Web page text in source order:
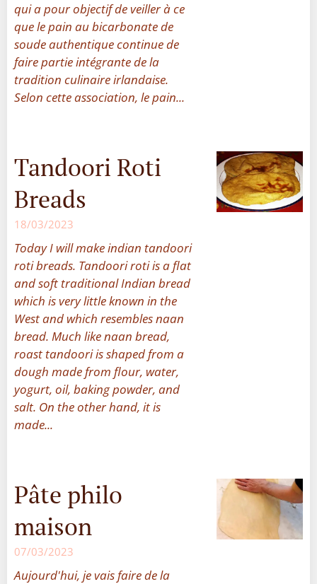
qui a pour objectif de veiller à ce
que le pain au bicarbonate de
soude authentique continue de
faire partie intégrante de la
tradition culinaire irlandaise.
Selon cette association, le pain...
Tandoori Roti
Breads
18/03/2023
Today I will make indian tandoori
roti breads. Tandoori roti is a flat
and soft traditional Indian bread
which is very little known in the
West and which resembles naan
bread. Much like naan bread,
roast tandoori is shaped from a
dough made from flour, water,
yogurt, oil, baking powder, and
salt. On the other hand, it is
made...
Pâte philo
maison
07/03/2023
Aujourd'hui, je vais faire de la